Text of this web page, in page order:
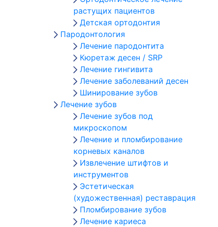
растущих пациентов
Детская ортодонтия
Пародонтология
Лечение пародонтита
Кюретаж десен / SRP
Лечение гингивита
Лечение заболеваний десен
Шинирование зубов
Лечение зубов
Лечение зубов под
микроскопом
Лечение и пломбирование
корневых каналов
Извлечение штифтов и
инструментов
Эстетическая
(художественная) реставрация
Пломбирование зубов
Лечение кариеса